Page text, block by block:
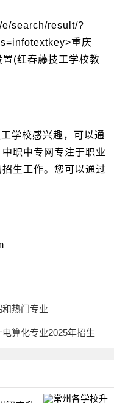
学校感兴趣，可以通
职中专网专注于职业
生工作。您可以通过
热门专业
算化专业2025年招生